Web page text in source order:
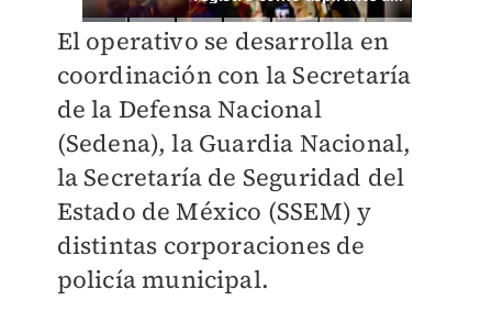
El operativo se desarrolla en
coordinación con la Secretaría
de la Defensa Nacional
(Sedena), la Guardia Nacional,
la Secretaría de Seguridad del
Estado de México (SSEM) y
distintas corporaciones de
policía municipal.